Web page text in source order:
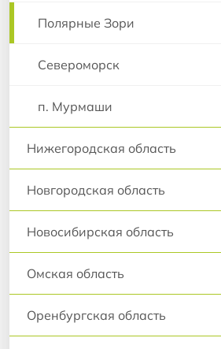
Полярные Зори
Североморск
п. Мурмаши
Нижегородская область
Новгородская область
Новосибирская область
Омская область
Оренбургская область